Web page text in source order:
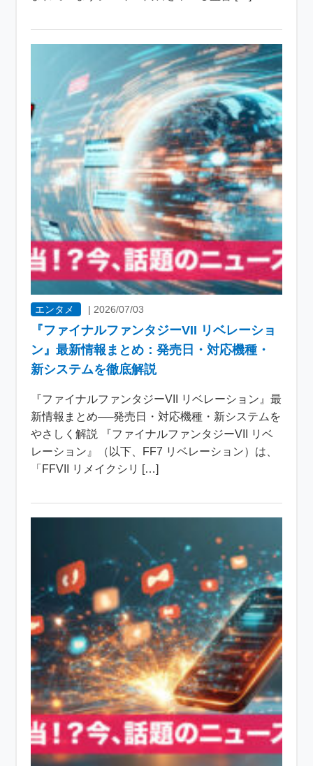
エンタメ | 2026/07/03
『ファイナルファンタジーVII リベレーショ
ン』最新情報まとめ：発売日・対応機種・
新システムを徹底解説
『ファイナルファンタジーVII リベレーション』最
新情報まとめ──発売日・対応機種・新システムを
やさしく解説 『ファイナルファンタジーVII リベ
レーション』（以下、FF7 リベレーション）は、
「FFVII リメイクシリ […]